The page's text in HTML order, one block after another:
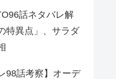
話ネタバレ解
特異点」、サラダ
98話考察】オーデ